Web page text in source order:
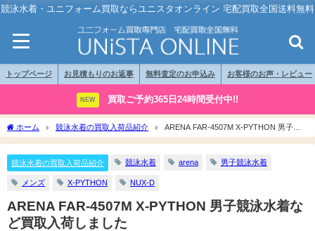
競泳水着・ユニフォーム買取ならユニスタオンライン 宅配買取全国送料無料
トップページ お見積もりのお返事 無料査定のお申込み お客様のお声・レビュー
NEW 買取ご予約365日24時間受付中!!
ホーム 競泳水着の買取入荷品紹介
ARENA FAR-4507M X-PYTHON 男子競
泳水着など買取入荷しました
競泳水着の買取入荷品紹介 競泳水着 arena 男子競泳水着
メンズ X-PYTHON NUX-D
ARENA FAR-4507M X-PYTHON 男子競泳水着な
ど買取入荷しました